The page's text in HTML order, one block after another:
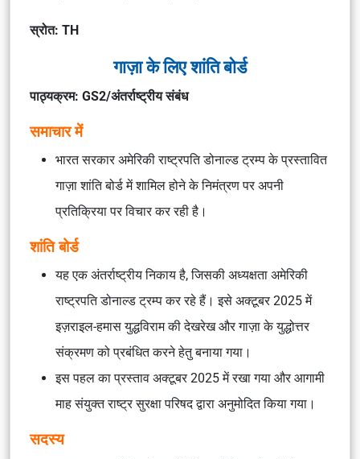
स्रोत: TH
गाज़ा के लिए शांति बोर्ड
पाठ्यक्रम: GS2/अंतर्राष्ट्रीय संबंध
समाचार में
भारत सरकार अमेरिकी राष्ट्रपति डोनाल्ड ट्रम्प के प्रस्तावित
गाज़ा शांति बोर्ड में शामिल होने के निमंत्रण पर अपनी
प्रतिक्रिया पर विचार कर रही है।
शांति बोर्ड
यह एक अंतर्राष्ट्रीय निकाय है, जिसकी अध्यक्षता अमेरिकी
राष्ट्रपति डोनाल्ड ट्रम्प कर रहे हैं। इसे अक्टूबर 2025 में
इज़राइल-हमास युद्धविराम की देखरेख और गाज़ा के युद्धोत्तर
संक्रमण को प्रबंधित करने हेतु बनाया गया।
इस पहल का प्रस्ताव अक्टूबर 2025 में रखा गया और आगामी
माह संयुक्त राष्ट्र सुरक्षा परिषद द्वारा अनुमोदित किया गया।
सदस्य